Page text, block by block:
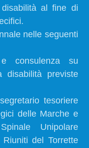
al fine di
nelle seguenti
consulenza su
disabilità previste
tesoriere
delle Marche e
Unipolare
Riuniti del Torrette